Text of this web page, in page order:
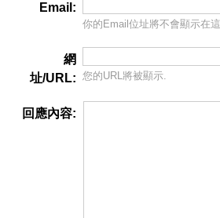
Email:
你的Email位址將不會顯示在
網
址/URL: 您的URL將被顯示.
回應內容: